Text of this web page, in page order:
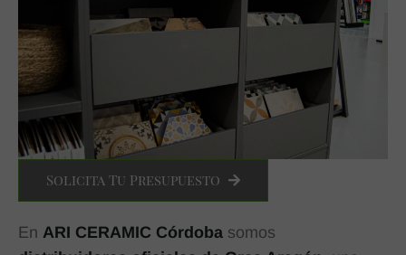
Solicita Tu Presupuesto
En ARI CERAMIC Córdoba somos